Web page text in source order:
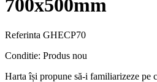
700x500mm
Referinta GHECP70
Conditie: Produs nou
Harta își propune să-i familiarizeze pe